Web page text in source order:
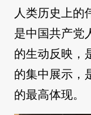
人类历史上的
是中国共产党
的生动反映，
的集中展示，
的最高体现。